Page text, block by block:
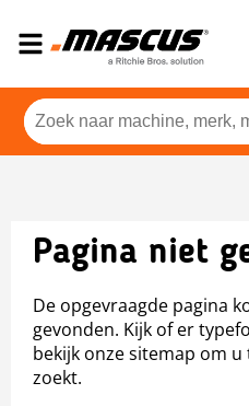
Pagina niet
De opgevraagde pagina
gevonden. Kijk of er
bekijk onze sitemap om
zoekt.